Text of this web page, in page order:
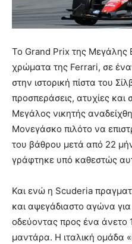
Το Grand Prix της Μεγάλης
χρώματα της Ferrari, σε
στην ιστορική πίστα του
προσπεράσεις, ατυχίες και
Μεγάλος νικητής
Μονεγάσκο πιλότο να
του βάθρου μετά από 22
γράφτηκε υπό καθεστώς
Και ενώ η Scuderia
και αψεγάδιαστο αγώνα
οδεύοντας προς ένα άνετο
μαντάρα. Η ιταλική ομάδα